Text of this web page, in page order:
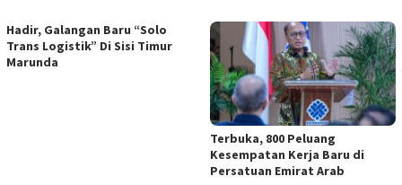
Hadir, Galangan Baru “Solo
Trans Logistik” Di Sisi Timur
Marunda
Terbuka, 800 Peluang
Kesempatan Kerja Baru di
Persatuan Emirat Arab